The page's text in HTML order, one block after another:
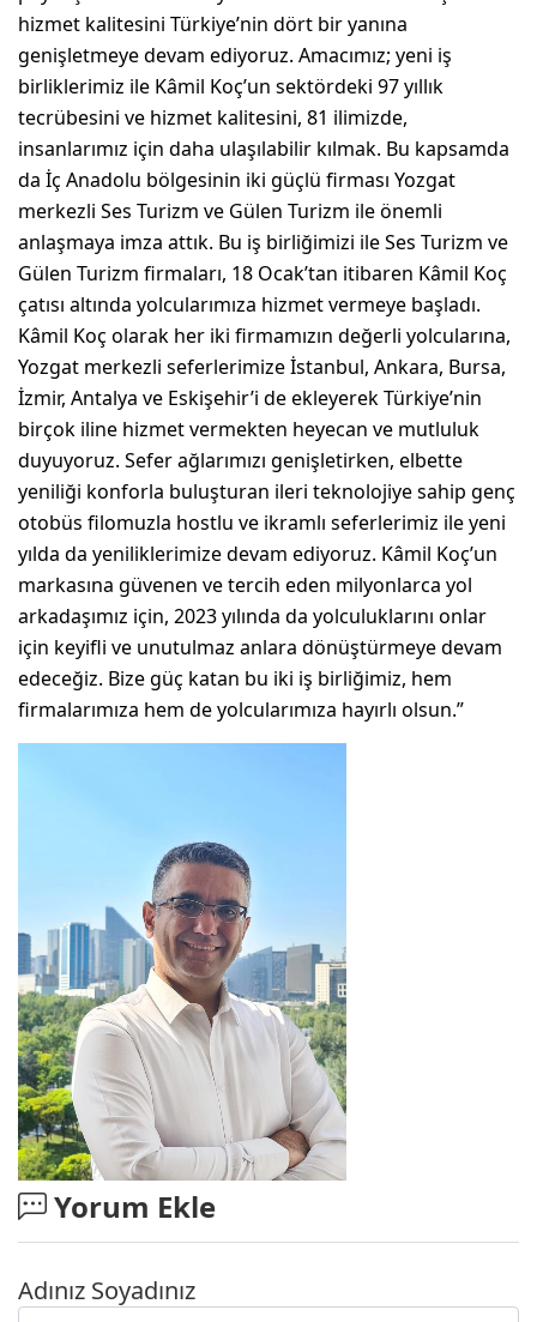
hizmet kalitesini Türkiye’nin dört bir yanına
genişletmeye devam ediyoruz. Amacımız; yeni iş
birliklerimiz ile Kâmil Koç’un sektördeki 97 yıllık
tecrübesini ve hizmet kalitesini, 81 ilimizde,
insanlarımız için daha ulaşılabilir kılmak. Bu kapsamda
da İç Anadolu bölgesinin iki güçlü firması Yozgat
merkezli Ses Turizm ve Gülen Turizm ile önemli
anlaşmaya imza attık. Bu iş birliğimizi ile Ses Turizm ve
Gülen Turizm firmaları, 18 Ocak’tan itibaren Kâmil Koç
çatısı altında yolcularımıza hizmet vermeye başladı.
Kâmil Koç olarak her iki firmamızın değerli yolcularına,
Yozgat merkezli seferlerimize İstanbul, Ankara, Bursa,
İzmir, Antalya ve Eskişehir’i de ekleyerek Türkiye’nin
birçok iline hizmet vermekten heyecan ve mutluluk
duyuyoruz. Sefer ağlarımızı genişletirken, elbette
yeniliği konforla buluşturan ileri teknolojiye sahip genç
otobüs filomuzla hostlu ve ikramlı seferlerimiz ile yeni
yılda da yeniliklerimize devam ediyoruz. Kâmil Koç’un
markasına güvenen ve tercih eden milyonlarca yol
arkadaşımız için, 2023 yılında da yolculuklarını onlar
için keyifli ve unutulmaz anlara dönüştürmeye devam
edeceğiz. Bize güç katan bu iki iş birliğimiz, hem
firmalarımıza hem de yolcularımıza hayırlı olsun.”
Yorum Ekle
Adınız Soyadınız